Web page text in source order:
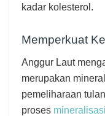
kadar kolesterol.
Memperkuat
Anggur Laut
merupakan
pemeliharaan
proses mineralisasi